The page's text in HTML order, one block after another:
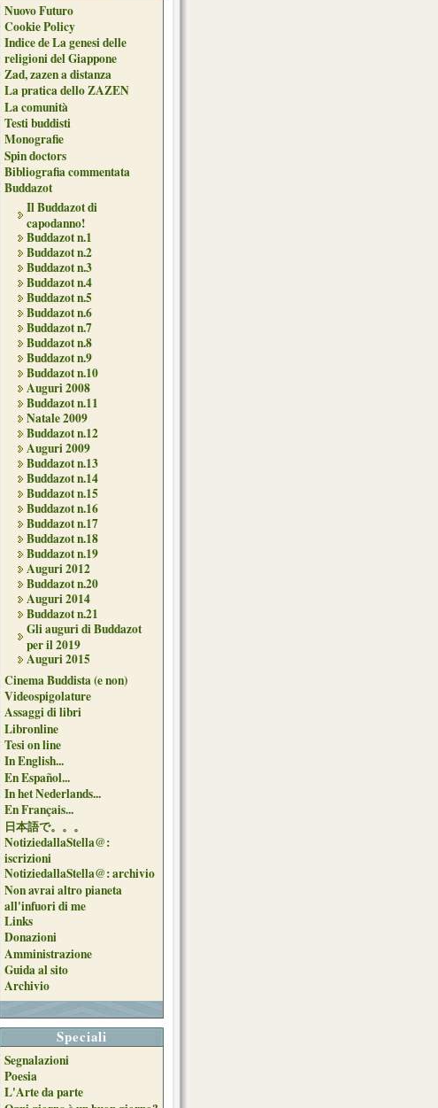
Nuovo Futuro
Cookie Policy
Indice de La genesi delle
religioni del Giappone
Zad, zazen a distanza
La pratica dello ZAZEN
La comunità
Testi buddisti
Monografie
Spin doctors
Bibliografia commentata
Buddazot
Il Buddazot di
capodanno!
Buddazot n.1
Buddazot n.2
Buddazot n.3
Buddazot n.4
Buddazot n.5
Buddazot n.6
Buddazot n.7
Buddazot n.8
Buddazot n.9
Buddazot n.10
Auguri 2008
Buddazot n.11
Natale 2009
Buddazot n.12
Auguri 2009
Buddazot n.13
Buddazot n.14
Buddazot n.15
Buddazot n.16
Buddazot n.17
Buddazot n.18
Buddazot n.19
Auguri 2012
Buddazot n.20
Auguri 2014
Buddazot n.21
Gli auguri di Buddazot
per il 2019
Auguri 2015
Cinema Buddista (e non)
Videospigolature
Assaggi di libri
Libronline
Tesi on line
In English...
En Español...
In het Nederlands...
En Français...
日本語で。。。
NotiziedallaStella@:
iscrizioni
NotiziedallaStella@: archivio
Non avrai altro pianeta
all'infuori di me
Links
Donazioni
Amministrazione
Guida al sito
Archivio
Speciali
Segnalazioni
Poesia
L'Arte da parte